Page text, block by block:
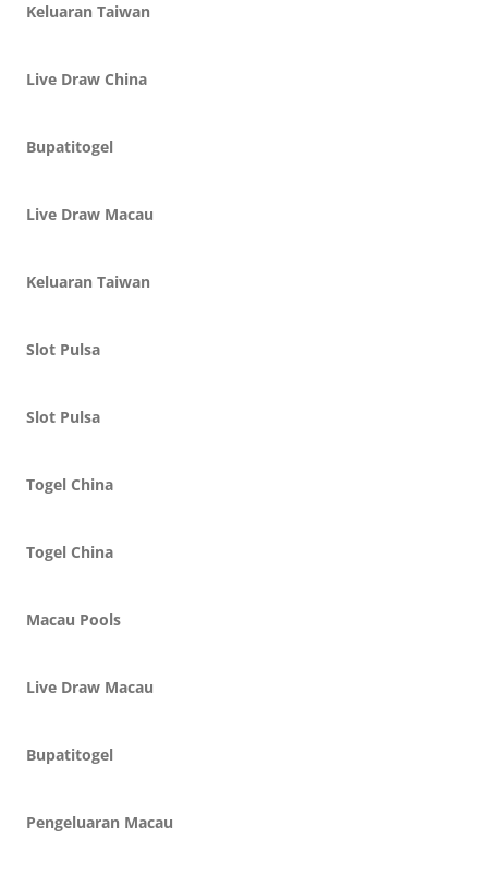
Keluaran Taiwan
Live Draw China
Bupatitogel
Live Draw Macau
Keluaran Taiwan
Slot Pulsa
Slot Pulsa
Togel China
Togel China
Macau Pools
Live Draw Macau
Bupatitogel
Pengeluaran Macau